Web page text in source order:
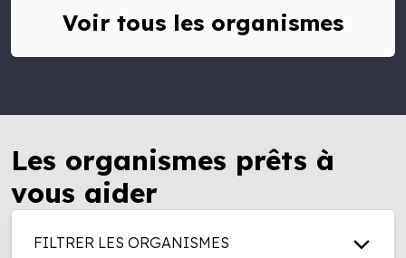
Voir tous les organismes
Les organismes prêts à
vous aider
FILTRER LES ORGANISMES